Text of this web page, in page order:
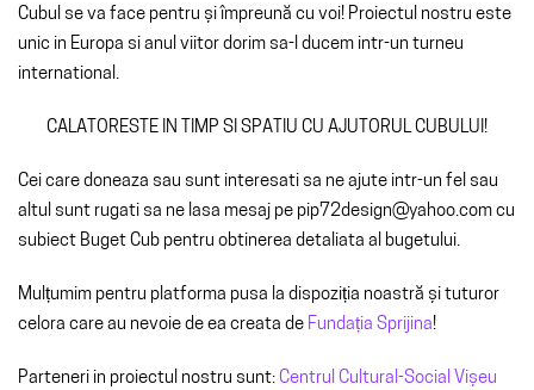
Cubul se va face pentru și împreună cu voi! Proiectul nostru este
unic in Europa si anul viitor dorim sa-l ducem intr-un turneu
international.
CALATORESTE IN TIMP SI SPATIU CU AJUTORUL CUBULUI!
Cei care doneaza sau sunt interesati sa ne ajute intr-un fel sau
altul sunt rugati sa ne lasa mesaj pe pip72design@yahoo.com cu
subiect Buget Cub pentru obtinerea detaliata al bugetului.
Mulțumim pentru platforma pusa la dispoziția noastră și tuturor
celora care au nevoie de ea creata de Fundația Sprijina!
Parteneri in proiectul nostru sunt: Centrul Cultural-Social Vișeu